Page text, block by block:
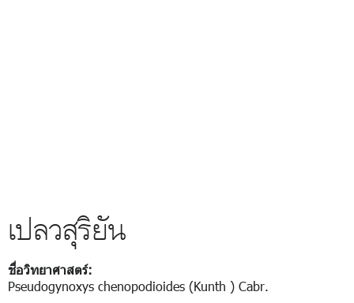
เปลวสุริยัน
ชื่อวิทยาศาสตร์:
Pseudogynoxys chenopodioides (Kunth ) Cabr.